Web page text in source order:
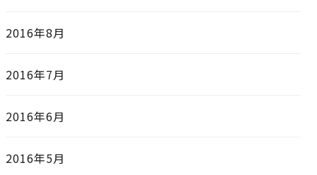
2016年8月
2016年7月
2016年6月
2016年5月